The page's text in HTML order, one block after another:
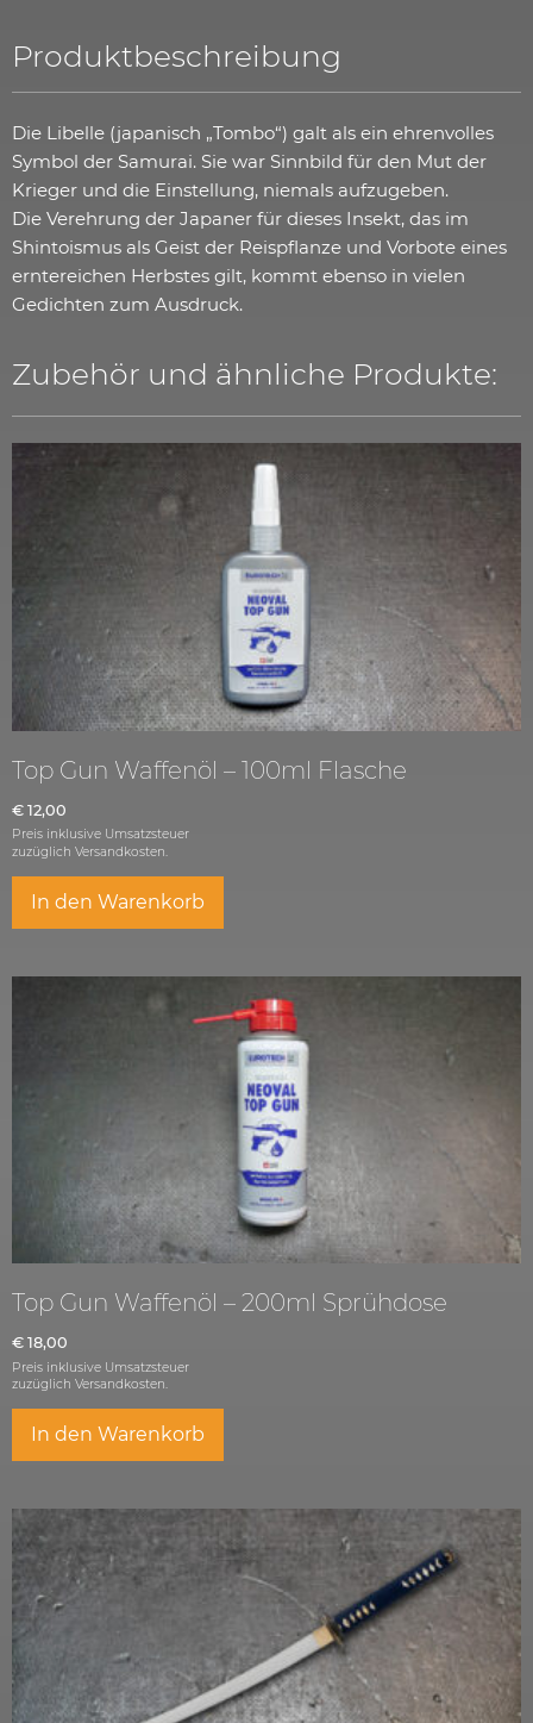
Produktbeschreibung
Die Libelle (japanisch „Tombo“) galt als ein ehrenvolles
Symbol der Samurai. Sie war Sinnbild für den Mut der
Krieger und die Einstellung, niemals aufzugeben.
Die Verehrung der Japaner für dieses Insekt, das im
Shintoismus als Geist der Reispflanze und Vorbote eines
erntereichen Herbstes gilt, kommt ebenso in vielen
Gedichten zum Ausdruck.
Zubehör und ähnliche Produkte:
Top Gun Waffenöl – 100ml Flasche
€ 12,00
Preis inklusive Umsatzsteuer
zuzüglich Versandkosten.
In den Warenkorb
Top Gun Waffenöl – 200ml Sprühdose
€ 18,00
Preis inklusive Umsatzsteuer
zuzüglich Versandkosten.
In den Warenkorb